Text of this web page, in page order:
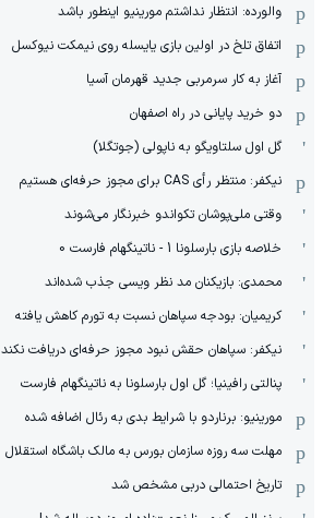
والورده: انتظار نداشتم مورینیو اینطور باشد
اتفاق تلخ در اولین بازی یایسله روی نیمکت نیوکسل
آغاز به کار سرمربی جدید قهرمان آسیا
دو خرید پایانی در راه اصفهان
گل اول سلتاویگو به ناپولی (جوتگلا)
نیکفر: منتظر رأی CAS برای مجوز حرفه‌ای هستیم
وقتی ملی‌پوشان تکواندو خبرنگار می‌شوند
خلاصه بازی بارسلونا 1 - ناتینگهام فارست 0
محمدی: بازیکنان مد نظر ویسی جذب شده‌اند
کریمیان: بودجه سپاهان نسبت به تورم کاهش یافته
نیکفر: سپاهان حقش نبود مجوز حرفه‌ای دریافت نکند
پنالتی رافینیا؛ گل اول بارسلونا به ناتینگهام فارست
مورینیو: برناردو با شرایط بدی به رئال اضافه شده
مهلت سه روزه سازمان بورس به مالک باشگاه استقلال
تاریخ احتمالی دربی مشخص شد